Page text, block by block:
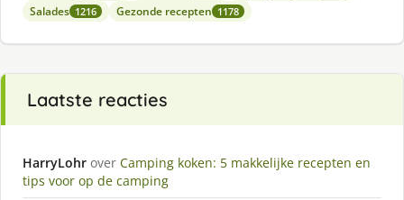
Salades 1216 Gezonde recepten 1178
Laatste reacties
HarryLohr over Camping koken: 5 makkelijke recepten en
tips voor op de camping